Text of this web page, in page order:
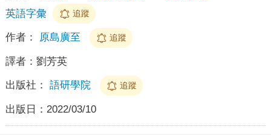
英語字彙
追蹤
作者： 原島廣至 追蹤
譯者： 劉芳英
出版社： 語研學院 追蹤
出版日： 2022/03/10